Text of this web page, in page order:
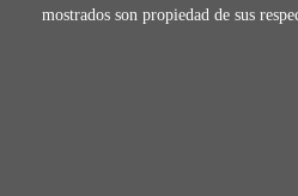
mostrados son propiedad de sus